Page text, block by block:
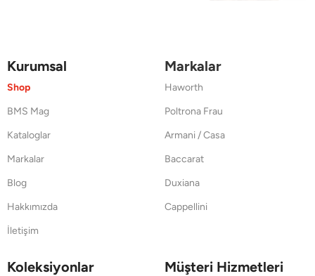
Kurumsal
Shop
BMS Mag
Kataloglar
Markalar
Blog
Hakkımızda
İletişim
Markalar
Haworth
Poltrona Frau
Armani / Casa
Baccarat
Duxiana
Cappellini
Koleksiyonlar Müşteri Hizmetleri